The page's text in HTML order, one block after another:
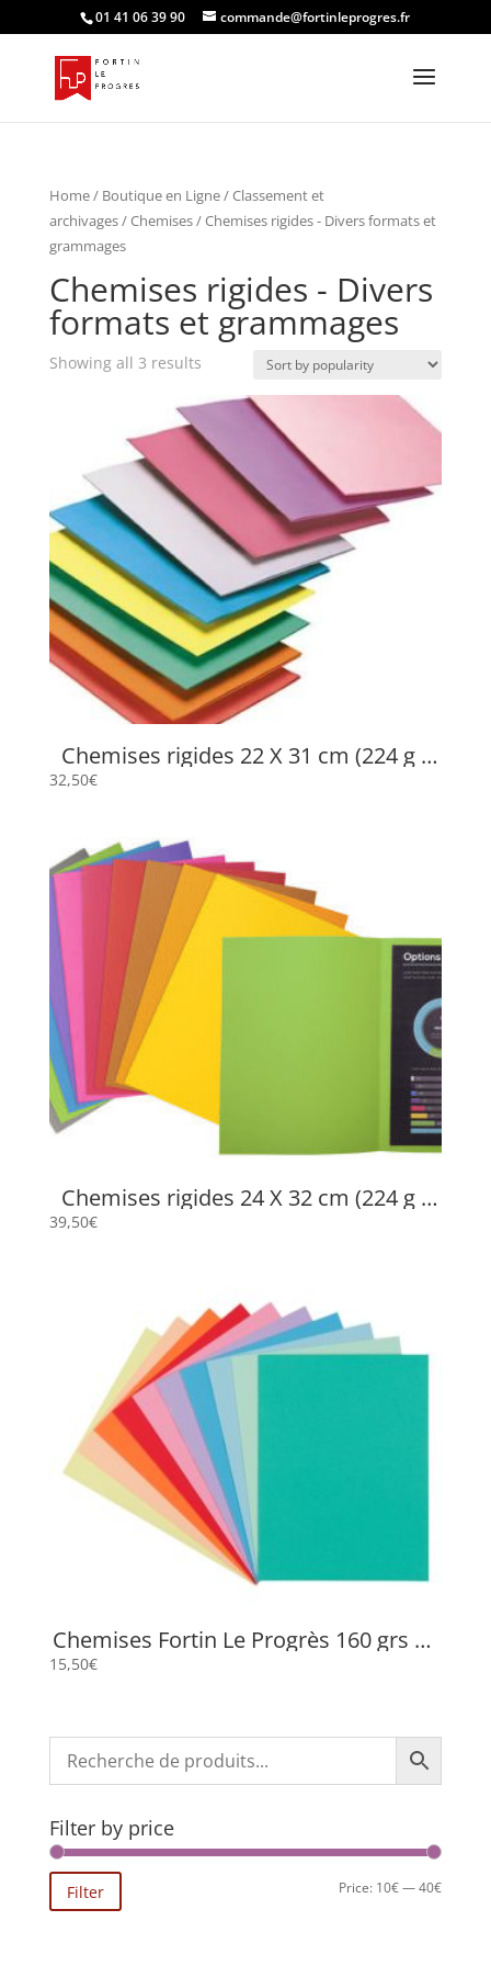
01 41 06 39 90 commande@fortinleprogres.fr
Home/ Boutique en Ligne/Classement et
archivages/Chemises/ Chemises rigides - Divers formats et
grammages
Chemises rigides - Divers
formats et grammages
Showing all 3 results
Chemises rigides 22 X 31 cm (224 g /
32,50€
Chemises rigides 24 X 32 cm (224 g /
39,50€
Chemises Fortin Le Progrès 160 grs 22
15,50€
Filter by price
Min
Max
Filter Price: 10€—40€